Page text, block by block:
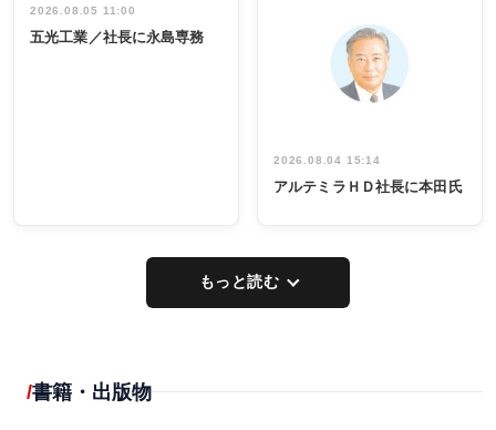
インタビュ
ー／社内ア
祝う 業界関
係者ら220人
出席
2026.08.05 11:00
五光工業／社長に永島専務
2026.08.04 15:14
アルテミラＨＤ社長に本田氏
もっと読む
書籍・出版物